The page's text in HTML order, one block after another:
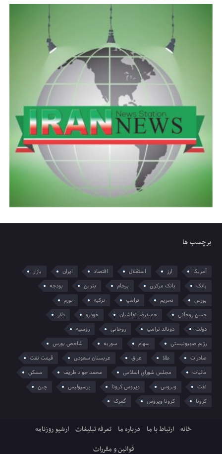
برچسب ها
آمریکا ارز استقلال اقتصاد ایران
بازار
بانک
بانک مرکزی برجام بنزین
بودجه
بورس
تحریم ترامپ ترکیه
تورم
حسن روحانی
حمیدرضا نقاشیان خودرو
دلار
دولت
دونالد ترامپ روحانی
روسیه
رژیم صهیونیستی
سهام سوریه
شاخص بورس
صادرات
طلا عراق عربستان سعودی
قیمت نفت
مالیات
مجلس شورای اسلامی محمد جواد ظریف
مسکن
نفت
ویروس ویروس کرونا پرسپولیس
چین
کرونا
کرونا ویروس گمرک
خانه ارتباط با ما درباره ما تعرفه تبلیغات ارشیو روزنامه
قوانین و مقررات